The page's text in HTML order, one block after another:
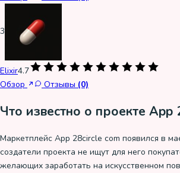
3
Elixir4.7
Обзор
Отзывы (0)
Что известно о проекте App
Маркетплейс App 28circle com появился в
создатели проекта не ищут для него
желающих заработать на искусственном